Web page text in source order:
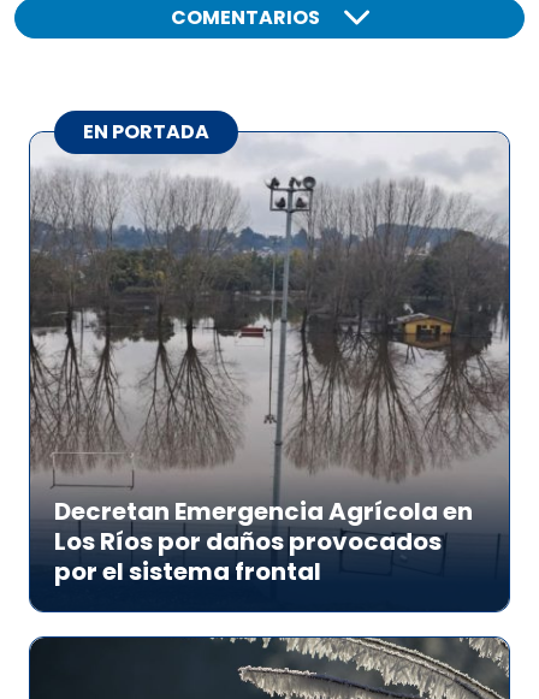
COMENTARIOS
EN PORTADA
Decretan Emergencia Agrícola en
Los Ríos por daños provocados
por el sistema frontal